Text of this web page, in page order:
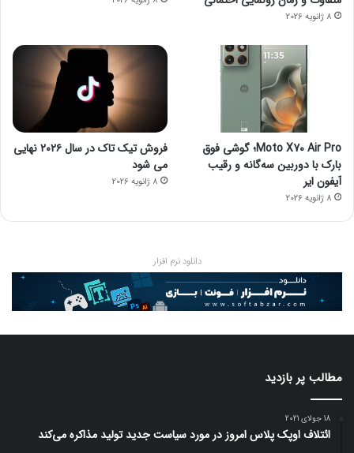
8 ژانویه 2026
Moto X70 Air Pro؛ گوشی فوق
بارک با دوربین سه‌گانه و رقیب
آیفون ایر
8 ژانویه 2026
فروش تیک تاک در سال ۲۰۲۶ نهایی
می شود
8 ژانویه 2026
دانلود نرم افزار
مطالب پر بازدید
18 جولای 2021
ائتلاف اوپک پلاس امروز در مورد سیاست جدید تولید مذاکره می‌کند